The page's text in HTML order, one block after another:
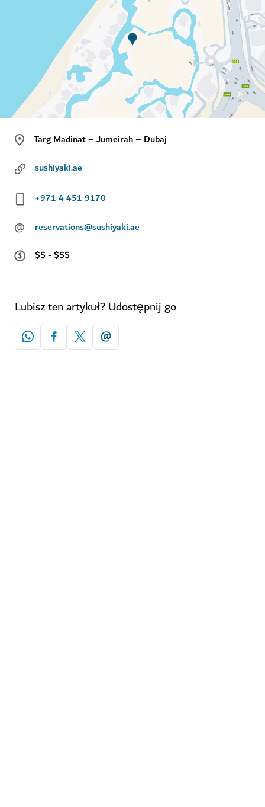
Targ Madinat – Jumeirah – Dubaj
sushiyaki.ae
+971 4 451 9170
@
reservations@sushiyaki.ae
$$ - $$$
Lubisz ten artykuł? Udostępnij go